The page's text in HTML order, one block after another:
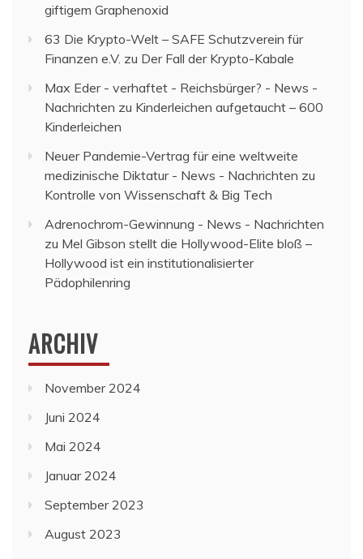
giftigem Graphenoxid
63 Die Krypto-Welt – SAFE Schutzverein für
Finanzen e.V. zu Der Fall der Krypto-Kabale
Max Eder - verhaftet - Reichsbürger? - News -
Nachrichten zu Kinderleichen aufgetaucht – 600
Kinderleichen
Neuer Pandemie-Vertrag für eine weltweite
medizinische Diktatur - News - Nachrichten zu
Kontrolle von Wissenschaft & Big Tech
Adrenochrom-Gewinnung - News - Nachrichten
zu Mel Gibson stellt die Hollywood-Elite bloß –
Hollywood ist ein institutionalisierter
Pädophilenring
ARCHIV
November 2024
Juni 2024
Mai 2024
Januar 2024
September 2023
August 2023